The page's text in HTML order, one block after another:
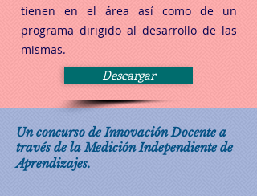
tienen en el área así como de un
programa dirigido al desarrollo de las
mismas.
Descargar
Un concurso de Innovación Docente a
través de la Medición Independiente de
Aprendizajes.